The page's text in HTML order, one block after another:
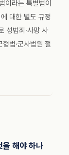
이라는 특별법이
대한 별도 규정
성범죄·사망 사
법·군사법원 절
을 해야 하나